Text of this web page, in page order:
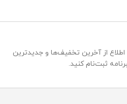
از آخرین تخفیف‌ها و جدیدترین
ثبت‌نام کنید.